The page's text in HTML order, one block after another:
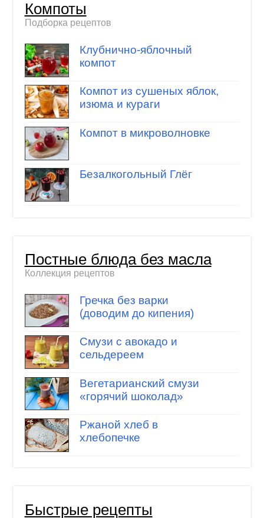
Компоты
Подборка рецептов
Клубнично-яблочный
компот
Компот из сушеных яблок,
изюма и кураги
Компот в микроволновке
Безалкогольный Глёг
Постные блюда без масла
Коллекция рецептов
Гречка без варки
(доводим до кипения)
Смузи с авокадо и
сельдереем
Вегетарианский смузи
«горячий шоколад»
Ржаной хлеб в
хлебопечке
Быстрые рецепты